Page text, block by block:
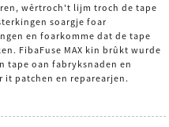
wêrtroch't lijm troch de tape
soargje foar
en foarkomme dat de tape
FibaFuse MAX kin brûkt wurde
tape oan fabryksnaden en
patchen en reparearjen.